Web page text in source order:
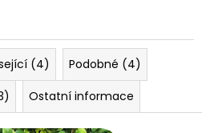
(4)
Podobné (4)
Ostatní informace